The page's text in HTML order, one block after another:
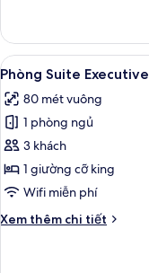
Phòng
đôi
Executive
Xem
tất
cả
ảnh
Phòng
Suite
Executive
9
Phòng Suite Executive
80 mét vuông
1 phòng ngủ
3 khách
1 giường cỡ king
Wifi miễn phí
Xem thêm chi tiết
Chi